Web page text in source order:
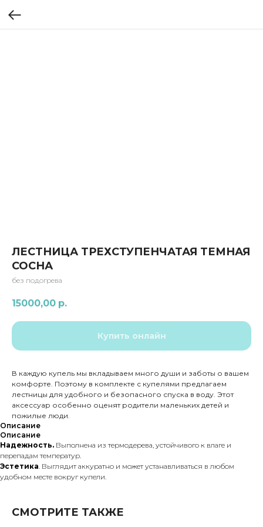
ЛЕСТНИЦА ТРЕХСТУПЕНЧАТАЯ ТЕМНАЯ
СОСНА
без подогрева
15000,00 р.
Купить онлайн
В каждую купель мы вкладываем много души и заботы о вашем
комфорте. Поэтому в комплекте с купелями предлагаем
лестницы для удобного и безопасного спуска в воду. Этот
аксессуар особенно оценят родители маленьких детей и
пожилые люди.
Описание
Описание
Надежность. Выполнена из термодерева, устойчивого к влаге и
перепадам температур.
Эстетика. Выглядит аккуратно и может устанавливаться в любом
удобном месте вокруг купели.
СМОТРИТЕ ТАКЖЕ